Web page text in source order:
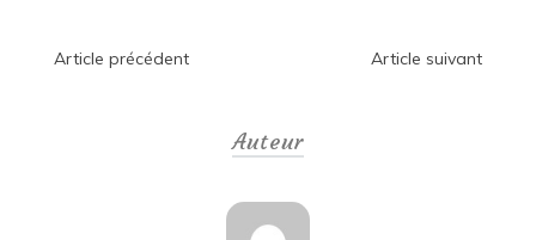
Navigation
Article précédent Article suivant
Auteur